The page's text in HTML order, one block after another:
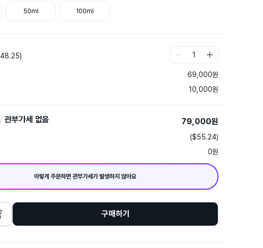
50ml 100ml
48.25) 1
69,000원
10,000원
/ 관부가세 없음 79,000원
($55.24)
0원
이렇게 주문하면 관부가세가 발생하지 않아요
구매하기